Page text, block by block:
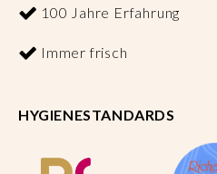
100 Jahre Erfahrung
Immer frisch
HYGIENESTANDARDS